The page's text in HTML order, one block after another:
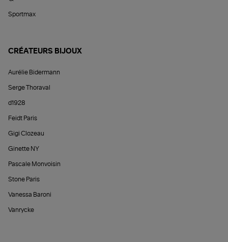
Sportmax
CRÉATEURS BIJOUX
Aurélie Bidermann
Serge Thoraval
d1928
Feidt Paris
Gigi Clozeau
Ginette NY
Pascale Monvoisin
Stone Paris
Vanessa Baroni
Vanrycke